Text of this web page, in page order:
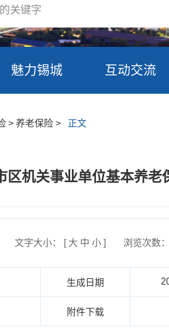
魅力锡城 互动交流
> 养老保险 > 正文
区机关事业单位基本养老
文字大小： [ 大 中 小] 浏览次数：
生成日期
附件下载